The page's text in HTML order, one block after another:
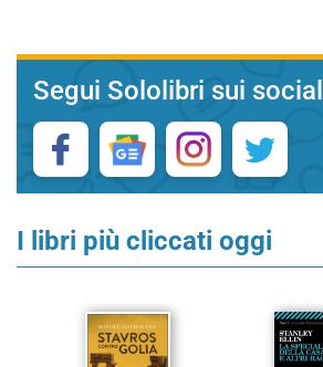
Segui Sololibri sui social
I libri più cliccati oggi